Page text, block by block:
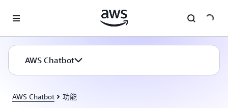
AWS Chatbot
AWS Chatbot 功能